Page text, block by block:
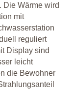
Die Wärme wird
mit
reguliert
Display sind
leicht
die Bewohner